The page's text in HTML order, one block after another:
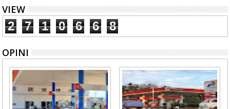
VIEW
2 7 1 0 6 6 8
OPINI